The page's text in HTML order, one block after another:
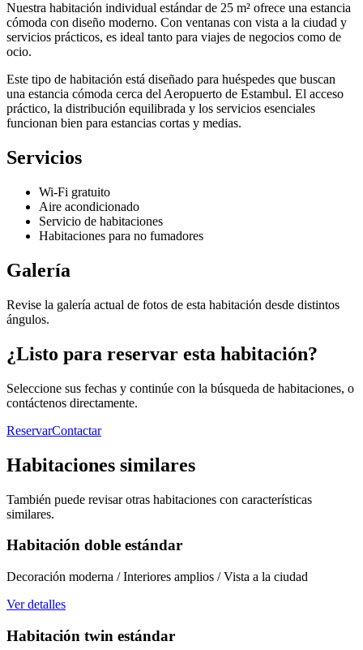
Nuestra habitación individual estándar de 25 m² ofrece una estancia
cómoda con diseño moderno. Con ventanas con vista a la ciudad y
servicios prácticos, es ideal tanto para viajes de negocios como de
ocio.
Este tipo de habitación está diseñado para huéspedes que buscan
una estancia cómoda cerca del Aeropuerto de Estambul. El acceso
práctico, la distribución equilibrada y los servicios esenciales
funcionan bien para estancias cortas y medias.
Servicios
Wi-Fi gratuito
Aire acondicionado
Servicio de habitaciones
Habitaciones para no fumadores
Galería
Revise la galería actual de fotos de esta habitación desde distintos
ángulos.
¿Listo para reservar esta habitación?
Seleccione sus fechas y continúe con la búsqueda de habitaciones, o
contáctenos directamente.
ReservarContactar
Habitaciones similares
También puede revisar otras habitaciones con características
similares.
Habitación doble estándar
Decoración moderna / Interiores amplios / Vista a la ciudad
Ver detalles
Habitación twin estándar